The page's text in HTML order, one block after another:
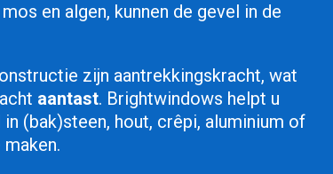
en algen, kunnen de gevel in de
zijn aantrekkingskracht, wat
aantast. Brightwindows helpt u
(bak)steen, hout, crêpi, aluminium of